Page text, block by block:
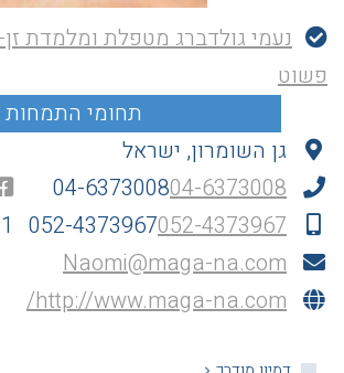
נעמי גולדברג מטפלת ומלמדת
פשוט
גן השומרון, ישראל
04-637300804-6373008
052-4373967052-4373967
Naomi@maga-na.com
http://www.maga-na.com/
1 תוצאה